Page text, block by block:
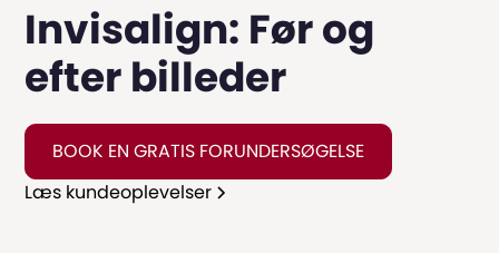
Invisalign: Før og
efter billeder
BOOK EN GRATIS FORUNDERSØGELSE
Læs kundeoplevelser